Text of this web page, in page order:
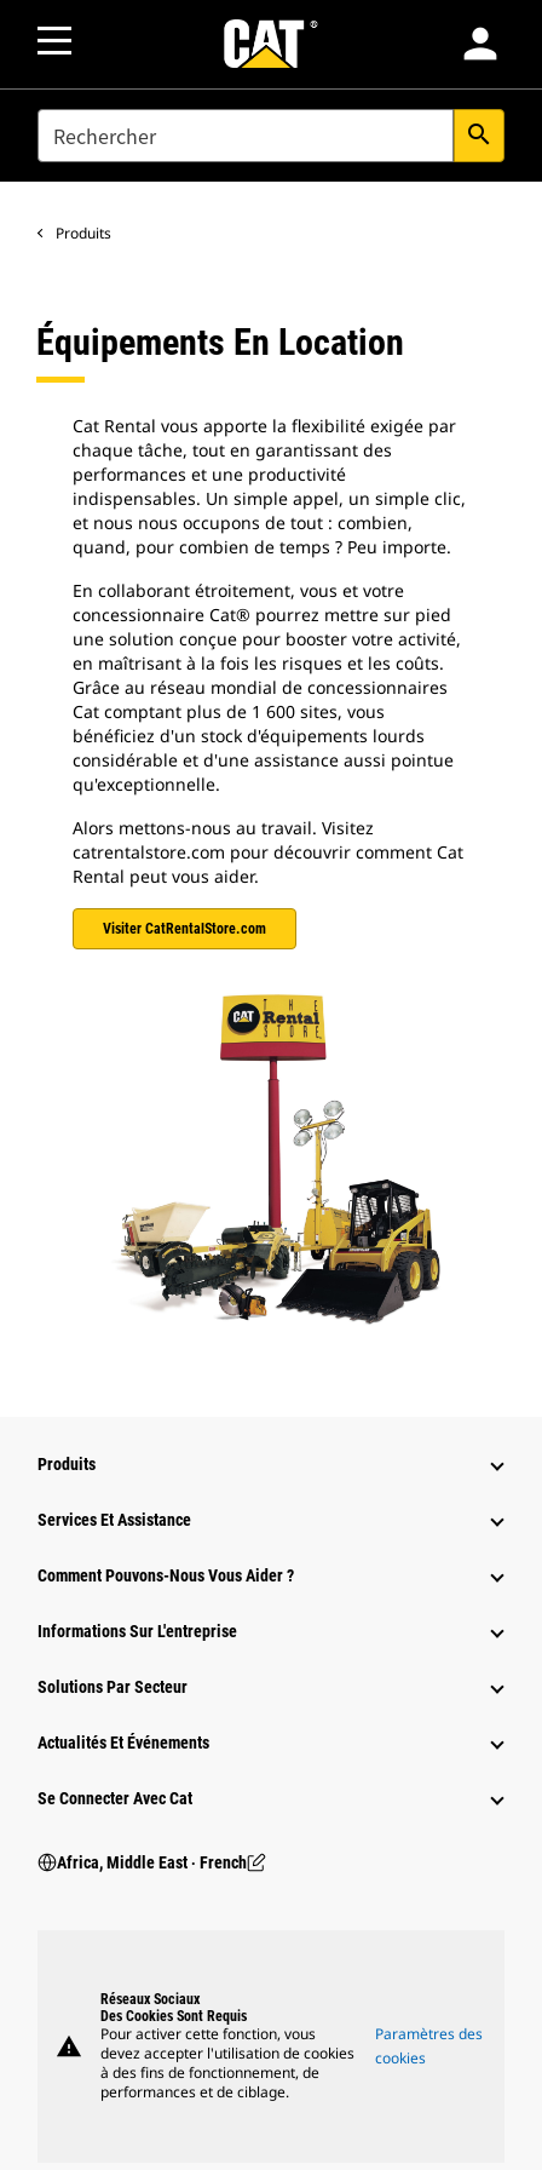
person
SEARCH search
Produits
Équipements En Location
Cat Rental vous apporte la flexibilité exigée par
chaque tâche, tout en garantissant des
performances et une productivité
indispensables. Un simple appel, un simple clic,
et nous nous occupons de tout : combien,
quand, pour combien de temps ? Peu importe.
En collaborant étroitement, vous et votre
concessionnaire Cat® pourrez mettre sur pied
une solution conçue pour booster votre activité,
en maîtrisant à la fois les risques et les coûts.
Grâce au réseau mondial de concessionnaires
Cat comptant plus de 1 600 sites, vous
bénéficiez d'un stock d'équipements lourds
considérable et d'une assistance aussi pointue
qu'exceptionnelle.
Alors mettons-nous au travail. Visitez
catrentalstore.com pour découvrir comment Cat
Rental peut vous aider.
Visiter CatRentalStore.com
Produits
Services Et Assistance
Comment Pouvons-Nous Vous Aider ?
Informations Sur L'entreprise
Solutions Par Secteur
Actualités Et Événements
Se Connecter Avec Cat
Africa, Middle East ‧ French
warning
Réseaux Sociaux
Des Cookies Sont Requis
Pour activer cette fonction, vous
devez accepter l'utilisation de cookies
à des fins de fonctionnement, de
performances et de ciblage.
Paramètres des
cookies